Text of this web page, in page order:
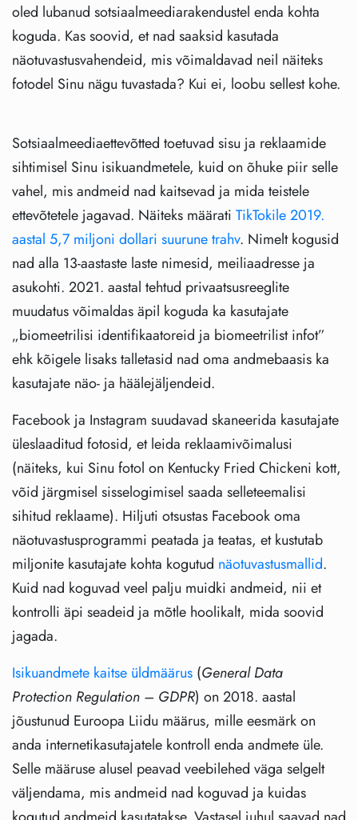
oled lubanud sotsiaalmeediarakendustel enda kohta
koguda. Kas soovid, et nad saaksid kasutada
näotuvastusvahendeid, mis võimaldavad neil näiteks
fotodel Sinu nägu tuvastada? Kui ei, loobu sellest kohe.
Sotsiaalmeediaettevõtted toetuvad sisu ja reklaamide
sihtimisel Sinu isikuandmetele, kuid on õhuke piir selle
vahel, mis andmeid nad kaitsevad ja mida teistele
ettevõtetele jagavad. Näiteks määrati TikTokile 2019.
aastal 5,7 miljoni dollari suurune trahv. Nimelt kogusid
nad alla 13-aastaste laste nimesid, meiliaadresse ja
asukohti. 2021. aastal tehtud privaatsusreeglite
muudatus võimaldas äpil koguda ka kasutajate
„biomeetrilisi identifikaatoreid ja biomeetrilist infot”
ehk kõigele lisaks talletasid nad oma andmebaasis ka
kasutajate näo- ja häälejäljendeid.
Facebook ja Instagram suudavad skaneerida kasutajate
üleslaaditud fotosid, et leida reklaamivõimalusi
(näiteks, kui Sinu fotol on Kentucky Fried Chickeni kott,
võid järgmisel sisselogimisel saada selleteemalisi
sihitud reklaame). Hiljuti otsustas Facebook oma
näotuvastusprogrammi peatada ja teatas, et kustutab
miljonite kasutajate kohta kogutud näotuvastusmallid.
Kuid nad koguvad veel palju muidki andmeid, nii et
kontrolli äpi seadeid ja mõtle hoolikalt, mida soovid
jagada.
Isikuandmete kaitse üldmäärus (General Data
Protection Regulation – GDPR) on 2018. aastal
jõustunud Euroopa Liidu määrus, mille eesmärk on
anda internetikasutajatele kontroll enda andmete üle.
Selle määruse alusel peavad veebilehed väga selgelt
väljendama, mis andmeid nad koguvad ja kuidas